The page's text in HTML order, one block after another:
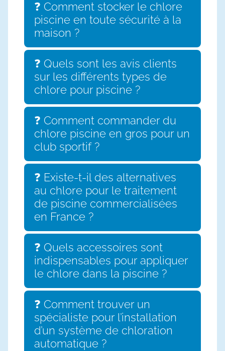
❓ Comment stocker le chlore
piscine en toute sécurité à la
maison ?
❓ Quels sont les avis clients
sur les différents types de
chlore pour piscine ?
❓ Comment commander du
chlore piscine en gros pour un
club sportif ?
❓ Existe-t-il des alternatives
au chlore pour le traitement
de piscine commercialisées
en France ?
❓ Quels accessoires sont
indispensables pour appliquer
le chlore dans la piscine ?
❓ Comment trouver un
spécialiste pour l’installation
d’un système de chloration
automatique ?